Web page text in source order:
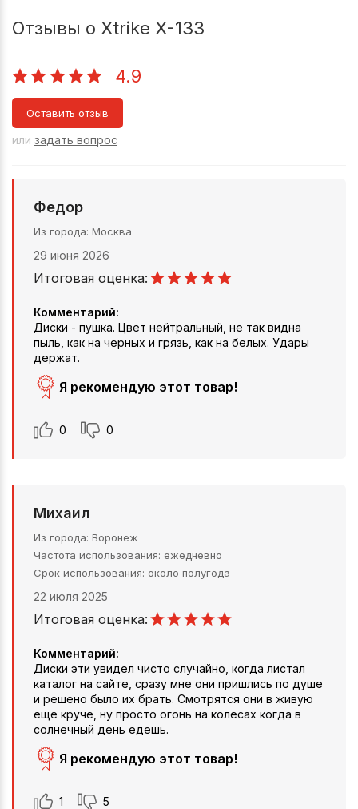
Отзывы о Xtrike X-133
4.9
Оставить отзыв
или задать вопрос
Федор
Из города Москва
29 июня 2026
Итоговая оценка:
Комментарий:
Диски - пушка. Цвет нейтральный, не так видна
пыль, как на черных и грязь, как на белых. Удары
держат.
Я рекомендую этот товар!
0 0
Михаил
Из города Воронеж
Частота использования ежедневно
Срок использования около полугода
22 июля 2025
Итоговая оценка:
Комментарий:
Диски эти увидел чисто случайно, когда листал
каталог на сайте, сразу мне они пришлись по душе
и решено было их брать. Смотрятся они в живую
еще круче, ну просто огонь на колесах когда в
солнечный день едешь.
Я рекомендую этот товар!
1 5